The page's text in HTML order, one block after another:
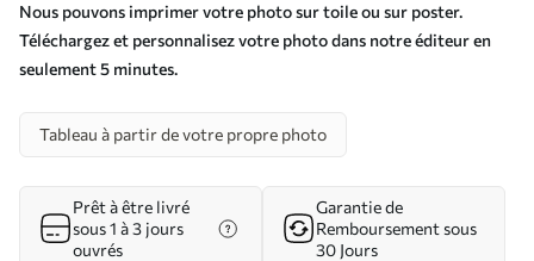
Nous pouvons imprimer votre photo sur toile ou sur poster.
Téléchargez et personnalisez votre photo dans notre éditeur en
seulement 5 minutes.
Tableau à partir de votre propre photo
Prêt à être livré
sous 1 à 3 jours
ouvrés
Garantie de
Remboursement sous
30 Jours